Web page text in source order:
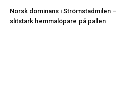
Norsk dominans i Strömstadmilen –
slitstark hemmalöpare på pallen